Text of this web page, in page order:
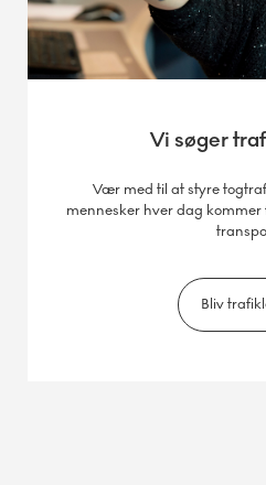
Vi søger
Vær med til at styre
mennesker hver dag
Bliv